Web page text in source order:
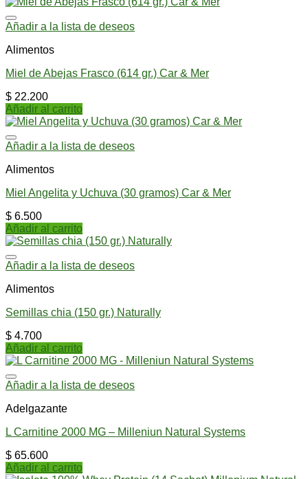
Añadir a la lista de deseos
Alimentos
Miel de Abejas Frasco (614 gr.) Car & Mer
$ 22.200
Añadir al carrito
Añadir a la lista de deseos
Alimentos
Miel Angelita y Uchuva (30 gramos) Car & Mer
$ 6.500
Añadir al carrito
Añadir a la lista de deseos
Alimentos
Semillas chia (150 gr.) Naturally
$ 4.700
Añadir al carrito
Añadir a la lista de deseos
Adelgazante
L Carnitine 2000 MG – Milleniun Natural Systems
$ 65.600
Añadir al carrito